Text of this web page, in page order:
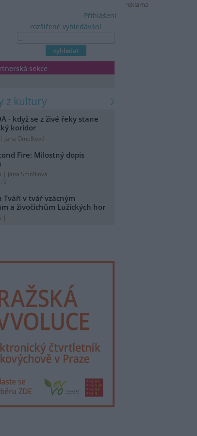
reklama
rozšířené vyhledávání
Přihlášení
sekce
z kultury
- když se z živé řeky stane
koridor
Jana Omelková
Fire: Milostný dopis
| Jana Smrčková
9
Tváří v tvář vzácným
a živočichům Lužických hor
|